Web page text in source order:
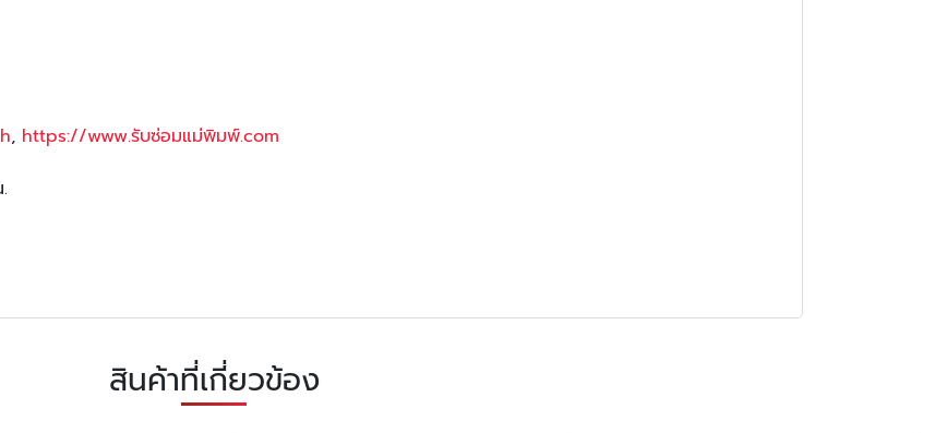
, https://www.รับซ่อมแม่พิมพ์.com
สินค้าที่เกี่ยวข้อง